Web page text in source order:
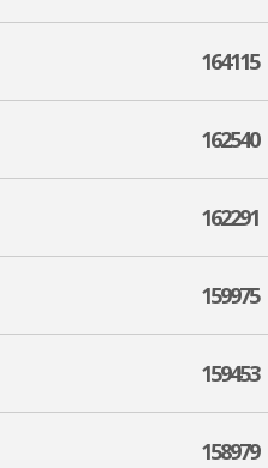
164115
162540
162291
159975
159453
158979